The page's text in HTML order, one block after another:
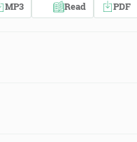
MP3 Read PDF